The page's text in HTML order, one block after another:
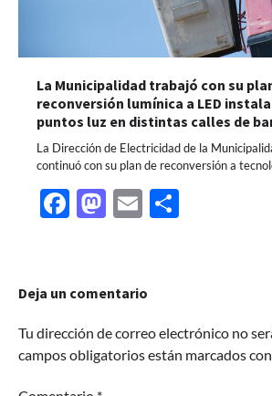
La Municipalidad trabajó con su
reconversión lumínica a LED
puntos luz en distintas calles de
La Dirección de Electricidad de la
continuó con su plan de reconversión a
Facebook
Mastodon
Email
Deja un comentario
Tu dirección de correo electrónico no
campos obligatorios están marcados con